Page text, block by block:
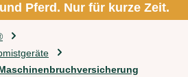
Pferd. Nur für kurze Zeit.